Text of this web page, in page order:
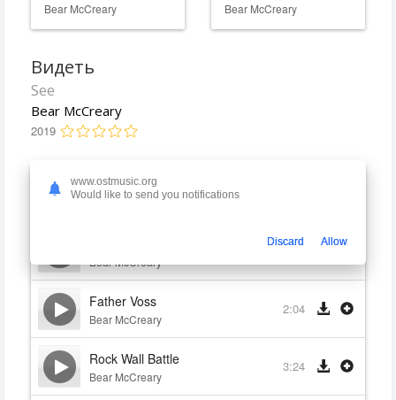
Bear McCreary Bear McCreary
Видеть
See
Bear McCreary
2019
The Alkenny People
Bear McCreary
7:55
Father Voss
Bear McCreary
2:04
Rock Wall Battle
Bear McCreary
3:24
www.ostmusic.org
Would like to send you notifications
Discard Allow